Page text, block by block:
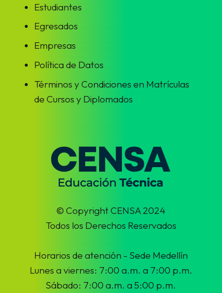
Estudiantes
Egresados
Empresas
Política de Datos
Términos y Condiciones en Matrículas
de Cursos y Diplomados
© Copyright CENSA 2024
Todos los Derechos Reservados
Horarios de atención - Sede Medellín
Lunes a viernes: 7:00 a.m. a 7:00 p.m.
Sábado: 7:00 a.m. a 5:00 p.m.